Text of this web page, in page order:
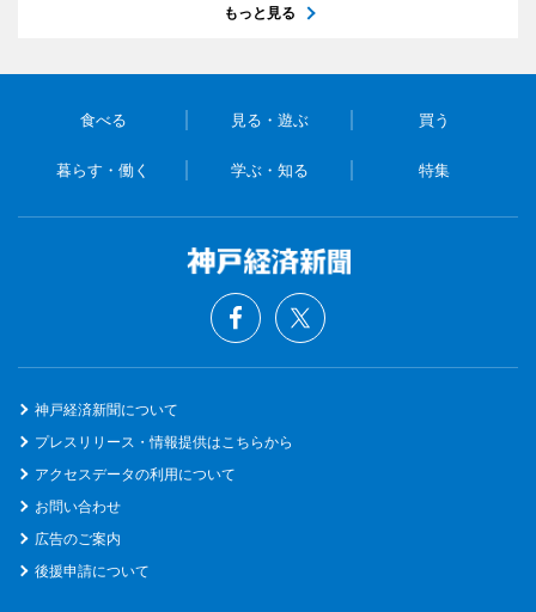
もっと見る
食べる 見る・遊ぶ 買う
暮らす・働く 学ぶ・知る 特集
神戸経済新聞について
プレスリリース・情報提供はこちらから
アクセスデータの利用について
お問い合わせ
広告のご案内
後援申請について